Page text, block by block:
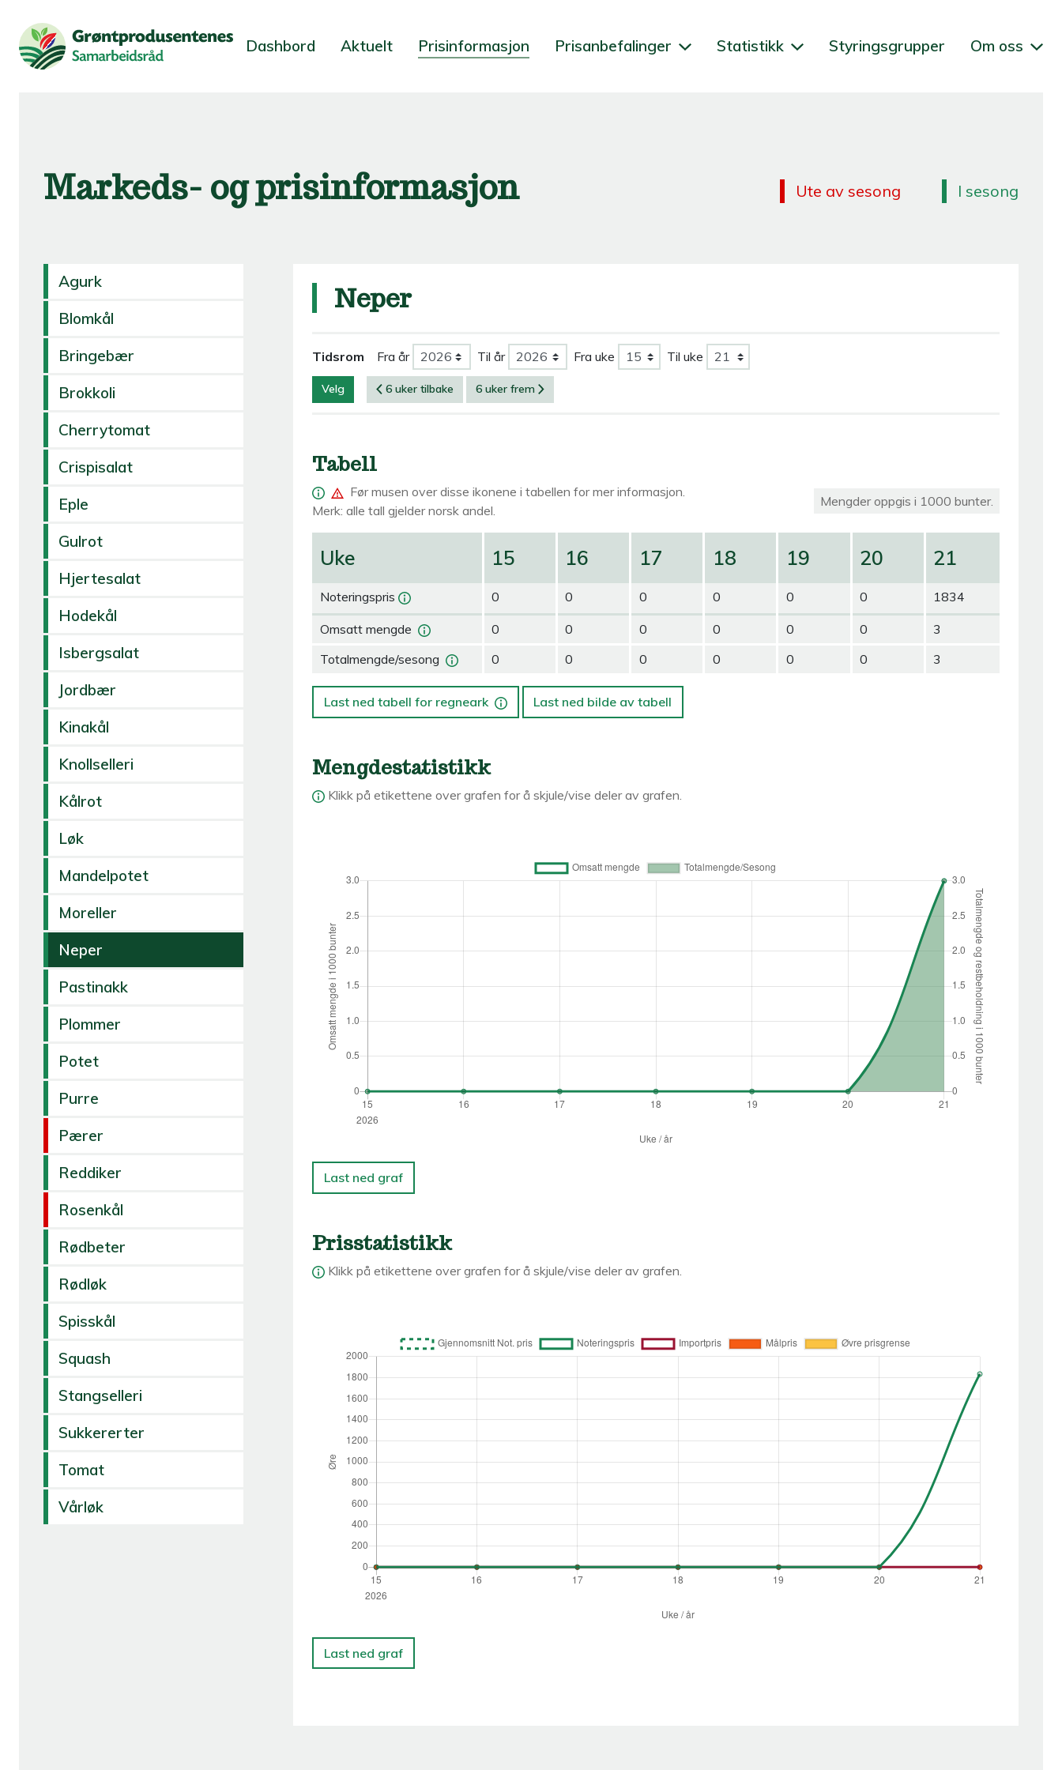
Dashbord Aktuelt Prisinformasjon Prisanbefalinger Statistikk Styringsgrupper Om oss
Markeds- og prisinformasjon Ute av sesong I sesong
Agurk
Blomkål
Bringebær
Brokkoli
Cherrytomat
Crispisalat
Eple
Gulrot
Hjertesalat
Hodekål
Isbergsalat
Jordbær
Kinakål
Knollselleri
Kålrot
Løk
Mandelpotet
Moreller
Neper
Pastinakk
Plommer
Potet
Purre
Pærer
Reddiker
Rosenkål
Rødbeter
Rødløk
Spisskål
Squash
Stangselleri
Sukkererter
Tomat
Vårløk
Neper
Tidsrom Fra år Til år Fra uke Til uke
Velg 6 uker tilbake 6 uker frem
Tabell
Før musen over disse ikonene i tabellen for mer informasjon.
Merk: alle tall gjelder norsk andel.
Mengder oppgis i 1000 bunter.
Uke
Noteringspris
Omsatt mengde
Totalmengde/sesong
15
0
0
0
16
0
0
0
17
0
0
0
18
0
0
0
19
0
0
0
20
0
0
0
21
1834
3
3
Last ned tabell for regneark Last ned bilde av tabell
Mengdestatistikk
Klikk på etikettene over grafen for å skjule/vise deler av grafen.
Last ned graf
Prisstatistikk
Klikk på etikettene over grafen for å skjule/vise deler av grafen.
Last ned graf